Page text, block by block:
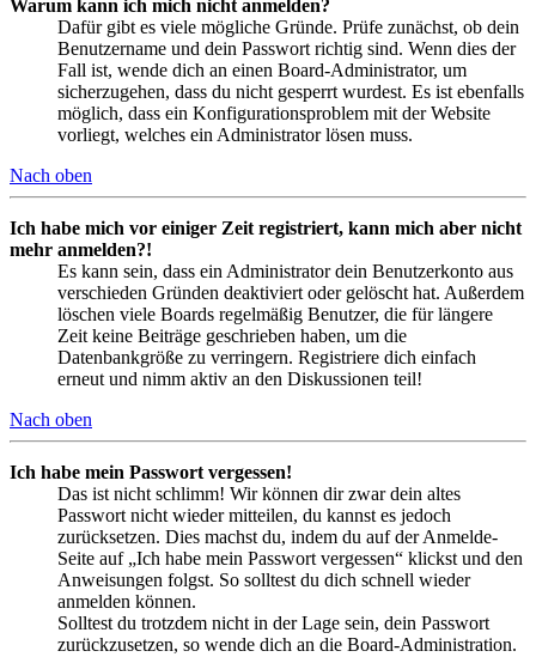
Warum kann ich mich nicht anmelden?
Dafür gibt es viele mögliche Gründe. Prüfe zunächst, ob dein
Benutzername und dein Passwort richtig sind. Wenn dies der
Fall ist, wende dich an einen Board-Administrator, um
sicherzugehen, dass du nicht gesperrt wurdest. Es ist ebenfalls
möglich, dass ein Konfigurationsproblem mit der Website
vorliegt, welches ein Administrator lösen muss.
Nach oben
Ich habe mich vor einiger Zeit registriert, kann mich aber nicht
mehr anmelden?!
Es kann sein, dass ein Administrator dein Benutzerkonto aus
verschieden Gründen deaktiviert oder gelöscht hat. Außerdem
löschen viele Boards regelmäßig Benutzer, die für längere
Zeit keine Beiträge geschrieben haben, um die
Datenbankgröße zu verringern. Registriere dich einfach
erneut und nimm aktiv an den Diskussionen teil!
Nach oben
Ich habe mein Passwort vergessen!
Das ist nicht schlimm! Wir können dir zwar dein altes
Passwort nicht wieder mitteilen, du kannst es jedoch
zurücksetzen. Dies machst du, indem du auf der Anmelde-
Seite auf „Ich habe mein Passwort vergessen“ klickst und den
Anweisungen folgst. So solltest du dich schnell wieder
anmelden können.
Solltest du trotzdem nicht in der Lage sein, dein Passwort
zurückzusetzen, so wende dich an die Board-Administration.